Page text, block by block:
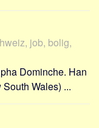
job, bolig,
Dominche. Han
Wales) ...